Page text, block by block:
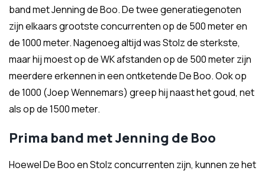
band met Jenning de Boo. De twee generatiegenoten
zijn elkaars grootste concurrenten op de 500 meter en
de 1000 meter. Nagenoeg altijd was Stolz de sterkste,
maar hij moest op de WK afstanden op de 500 meter zijn
meerdere erkennen in een ontketende De Boo. Ook op
de 1000 (Joep Wennemars) greep hij naast het goud, net
als op de 1500 meter.
Prima band met Jenning de Boo
Hoewel De Boo en Stolz concurrenten zijn, kunnen ze het